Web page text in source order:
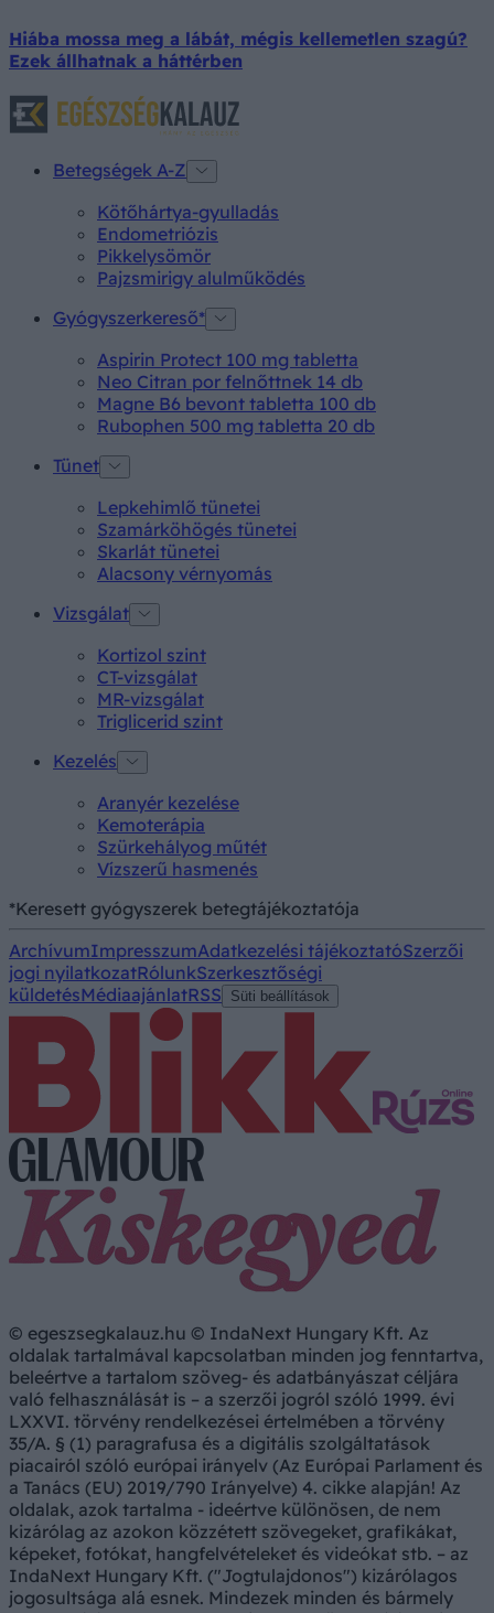
Hiába mossa meg a lábát, mégis kellemetlen szagú?
Ezek állhatnak a háttérben
Betegségek A-Z
Kötőhártya-gyulladás
Endometriózis
Pikkelysömör
Pajzsmirigy alulműködés
Gyógyszerkereső*
Aspirin Protect 100 mg tabletta
Neo Citran por felnőttnek 14 db
Magne B6 bevont tabletta 100 db
Rubophen 500 mg tabletta 20 db
Tünet
Lepkehimlő tünetei
Szamárköhögés tünetei
Skarlát tünetei
Alacsony vérnyomás
Vizsgálat
Kortizol szint
CT-vizsgálat
MR-vizsgálat
Triglicerid szint
Kezelés
Aranyér kezelése
Kemoterápia
Szürkehályog műtét
Vízszerű hasmenés
*Keresett gyógyszerek betegtájékoztatója
ArchívumImpresszumAdatkezelési tájékoztatóSzerzői
jogi nyilatkozatRólunkSzerkesztőségi
küldetésMédiaajánlatRSS Süti beállítások
© egeszsegkalauz.hu © IndaNext Hungary Kft. Az
oldalak tartalmával kapcsolatban minden jog fenntartva,
beleértve a tartalom szöveg- és adatbányászat céljára
való felhasználását is – a szerzői jogról szóló 1999. évi
LXXVI. törvény rendelkezései értelmében a törvény
35/A. § (1) paragrafusa és a digitális szolgáltatások
piacairól szóló európai irányelv (Az Európai Parlament és
a Tanács (EU) 2019/790 Irányelve) 4. cikke alapján! Az
oldalak, azok tartalma - ideértve különösen, de nem
kizárólag az azokon közzétett szövegeket, grafikákat,
képeket, fotókat, hangfelvételeket és videókat stb. – az
IndaNext Hungary Kft. ("Jogtulajdonos") kizárólagos
jogosultsága alá esnek. Mindezek minden és bármely